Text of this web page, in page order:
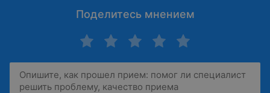
Поделитесь мнением